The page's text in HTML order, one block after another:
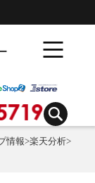
情報>楽天分析>